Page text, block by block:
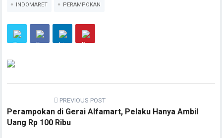
INDOMARET PERAMPOKAN
PREVIOUS POST
Perampokan di Gerai Alfamart, Pelaku Hanya Ambil
Uang Rp 100 Ribu